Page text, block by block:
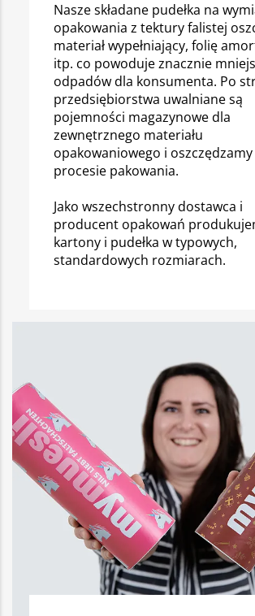
Nasze składane pudełka na
opakowania z tektury falistej
materiał wypełniający, folię
itp. co powoduje znacznie
odpadów dla konsumenta. Po
przedsiębiorstwa uwalniane są
pojemności magazynowe dla
zewnętrznego materiału
opakowaniowego i oszczędzamy
procesie pakowania.
Jako wszechstronny dostawca i
producent opakowań
kartony i pudełka w typowych,
standardowych rozmiarach.